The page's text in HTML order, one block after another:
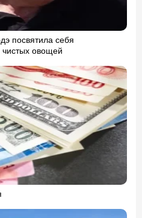
посвятила себя
чистых овощей